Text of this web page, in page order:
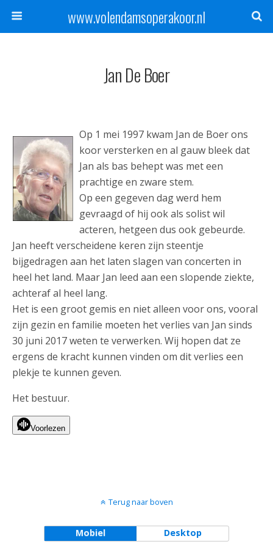
www.volendamsoperakoor.nl
Jan De Boer
Op 1 mei 1997 kwam Jan de Boer ons
koor versterken en al gauw bleek dat
Jan als bas behept was met een
prachtige en zware stem.
Op een gegeven dag werd hem
gevraagd of hij ook als solist wil
acteren, hetgeen dus ook gebeurde.
Jan heeft verscheidene keren zijn steentje
bijgedragen aan het laten slagen van concerten in
heel het land. Maar Jan leed aan een slopende ziekte,
achteraf al heel lang.
Het is een groot gemis en niet alleen voor ons, vooral
zijn gezin en familie moeten het verlies van Jan sinds
30 juni 2017 weten te verwerken. Wij hopen dat ze
ergens de kracht kunnen vinden om dit verlies een
plekje te kunnen geven.
Het bestuur.
Voorlezen
Terug naar boven
Mobiel Desktop